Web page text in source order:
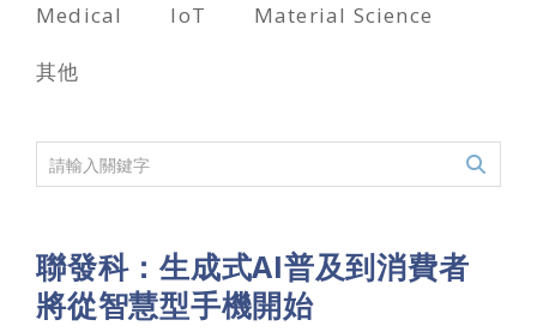
Medical IoT Material Science
其他
聯發科：生成式AI普及到消費者
將從智慧型手機開始